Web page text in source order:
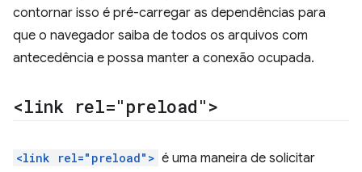
contornar isso é pré-carregar as dependências para
que o navegador saiba de todos os arquivos com
antecedência e possa manter a conexão ocupada.
<link rel="preload">
<link rel="preload"> é uma maneira de solicitar